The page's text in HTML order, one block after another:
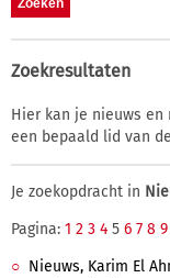
Zoekresultaten
Hier kan je nieuws en
een bepaald lid van
Je zoekopdracht in
Pagina: 1 2 3 4 5 6 7 8 9
Nieuws, Karim El